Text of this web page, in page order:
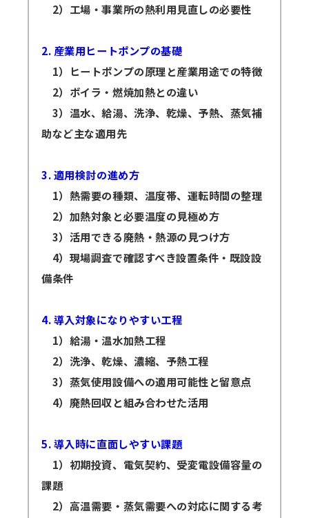
場合、（見逃し視聴あり）の方の受講料は（見
承ください。
2）工場・事業所の熱利用見直しの必要性
2. 産業用ヒートポンプの基礎
1）ヒートポンプの原理と産業用途での特徴
2）ボイラ・燃焼加熱との違い
3）温水、給湯、洗浄、乾燥、予熱、蒸気補
助など主な適用先
3. 適用検討の進め方
1）熱需要の種類、温度帯、運転時間の整理
2）加熱対象と必要温度の見極め方
3）活用できる廃熱・熱源の見つけ方
4）現場調査で確認すべき設置条件・既設設
備条件
4. 導入対象になりやすい工程
1）給湯・温水加熱工程
2）洗浄、乾燥、濃縮、予熱工程
3）蒸気使用設備への適用可能性と留意点
4）廃熱回収と組み合わせた活用
5. 導入時に直面しやすい課題
1）初期投資、電気契約、受変電設備容量の
課題
2）高温需要・蒸気需要への対応に関する考